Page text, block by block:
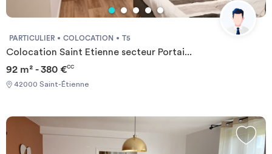
PARTICULIER COLOCATION T5
Colocation Saint Etienne secteur Portai...
92 m² - 380 €CC
42000 Saint-Étienne